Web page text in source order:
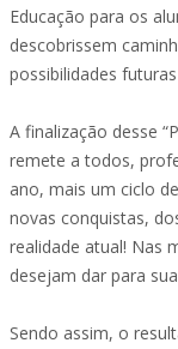
Educação para os
descobrissem
possibilidades
A finalização desse
remete a todos,
ano, mais um ciclo
novas conquistas,
realidade atual! Nas
desejam dar para
Sendo assim, o